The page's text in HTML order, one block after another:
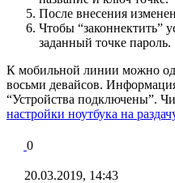
После внесения
Чтобы “законнектить”
заданный точке пароль.
К мобильной линии можно
восьми девайсов.
“Устройства подключены”.
настройки ноутбука на
0
20.03.2019, 14:43